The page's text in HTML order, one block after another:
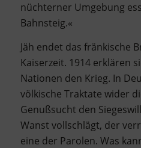
nüchterner Umgebung
Bahnsteig.«
Jäh endet das fränkische
Kaiserzeit. 1914 erklären
Nationen den Krieg. In
völkische Traktate wider
Genußsucht den
Wanst vollschlägt, der
eine der Parolen. Was